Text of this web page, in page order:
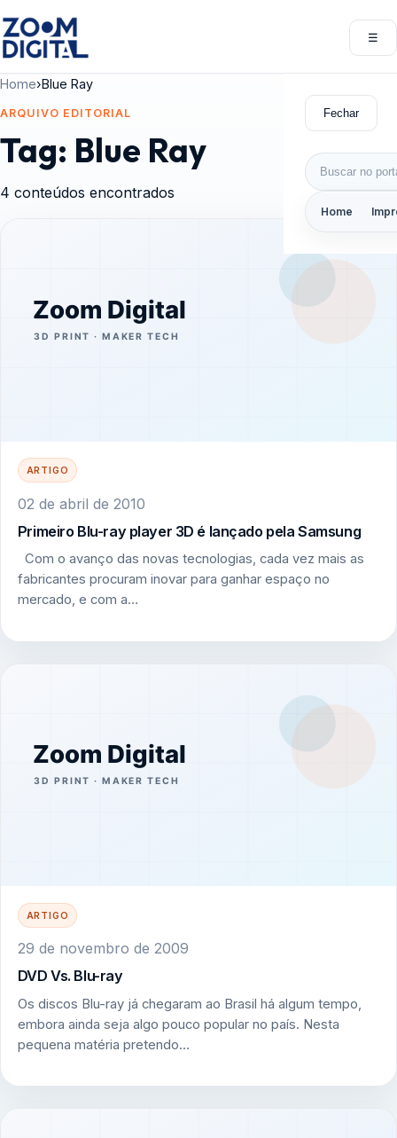
☰
Fechar
Buscar por:
Home
Home›Blue Ray
ARQUIVO EDITORIAL
Tag: Blue Ray
4 conteúdos encontrados
ARTIGO
02 de abril de 2010
Primeiro Blu-ray player 3D é lançado pela Samsung
Com o avanço das novas tecnologias, cada vez mais as
fabricantes procuram inovar para ganhar espaço no
mercado, e com a…
ARTIGO
29 de novembro de 2009
DVD Vs. Blu-ray
Os discos Blu-ray já chegaram ao Brasil há algum tempo,
embora ainda seja algo pouco popular no país. Nesta
pequena matéria pretendo…